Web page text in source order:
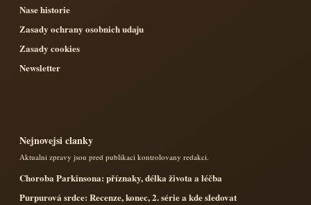
Nase historie
Zasady ochrany osobnich udaju
Zasady cookies
Newsletter
Nejnovejsi clanky
Aktualni zpravy jsou pred publikaci kontrolovany redakci.
Choroba Parkinsona: příznaky, délka života a léčba
Purpurová srdce: Recenze, konec, 2. série a kde sledovat